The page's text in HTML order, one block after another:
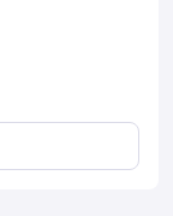
полукруглой